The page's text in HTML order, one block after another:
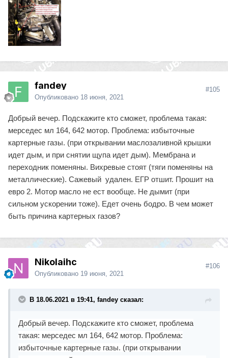
fandey
Опубликовано 18 июня, 2021
#105
Добрый вечер. Подскажите кто сможет, проблема такая:
мерседес мл 164, 642 мотор. Проблема: избыточные
картерные газы. (при открывании маслозаливной крышки
идет дым, и при снятии щупа идет дым). Мембрана и
переходник поменяны. Вихревые стоят (тяги поменяны на
металлические). Сажевый удален. ЕГР отшит. Прошит на
евро 2. Мотор масло не ест вообще. Не дымит (при
сильном ускорении тоже). Едет очень бодро. В чем может
быть причина картерных газов?
Nikolaihc
Опубликовано 19 июня, 2021
#106
В 18.06.2021 в 19:41, fandey сказал:
Добрый вечер. Подскажите кто сможет, проблема
такая: мерседес мл 164, 642 мотор. Проблема:
избыточные картерные газы. (при открывании